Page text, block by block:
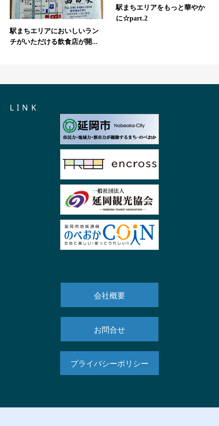
駅まちエリアにおいしいラン
チがいただける飲食店が開...
駅まちエリアをもっと華やか
に☆part.2
L I N K
会社概要
お問合せ
プライバシーポリシー